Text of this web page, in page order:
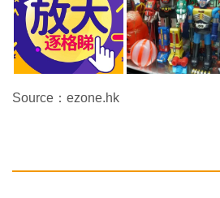
Source：ezone.hk